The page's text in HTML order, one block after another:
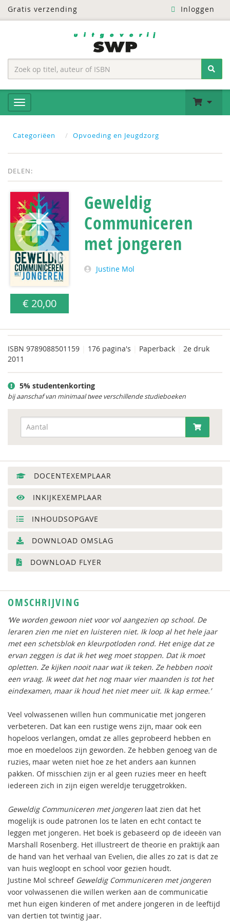
Gratis verzending Inloggen
Categoriëen Opvoeding en Jeugdzorg
DELEN:
€ 20,00
Geweldig
Communiceren
met jongeren
Justine Mol
ISBN 9789088501159 176 pagina's Paperback
2e druk
2011
5% studentenkorting
bij aanschaf van minimaal twee verschillende studieboeken
DOCENTEXEMPLAAR
INKIJKEXEMPLAAR
INHOUDSOPGAVE
DOWNLOAD OMSLAG
DOWNLOAD FLYER
OMSCHRIJVING
‘We worden gewoon niet voor vol aangezien op school. De
leraren zien me niet en luisteren niet. Ik loop al het hele jaar
met een schetsblok en kleurpotloden rond. Het enige dat ze
ervan zeggen is dat ik het weg moet stoppen. Dat ik moet
opletten. Ze kijken nooit naar wat ik teken. Ze hebben nooit
een vraag. Ik weet dat het nog maar vier maanden is tot het
eindexamen, maar ik houd het niet meer uit. Ik kap ermee.’
Veel volwassenen willen hun communicatie met jongeren
verbeteren. Dat kan een rustige wens zijn, maar ook een
hopeloos verlangen, omdat ze alles geprobeerd hebben en
moe en moedeloos zijn geworden. Ze hebben genoeg van de
ruzies, maar weten niet hoe ze het anders aan kunnen
pakken. Of misschien zijn er al geen ruzies meer en heeft
iedereen zich in zijn eigen wereldje teruggetrokken.
Geweldig Communiceren met jongeren laat zien dat het
mogelijk is oude patronen los te laten en echt contact te
leggen met jongeren. Het boek is gebaseerd op de ideeën van
Marshall Rosenberg. Het illustreert de theorie en praktijk aan
de hand van het verhaal van Evelien, die alles zo zat is dat ze
van huis wegloopt en school voor gezien houdt.
Justine Mol schreefGeweldig Communiceren met jongeren
voor volwassenen die willen werken aan de communicatie
met hun eigen kinderen of met andere jongeren in de leeftijd
van dertien tot twintig jaar.